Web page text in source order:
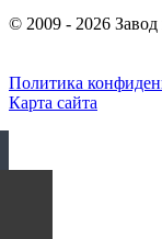
© 2009 - 2026
Политика
Карта сайта